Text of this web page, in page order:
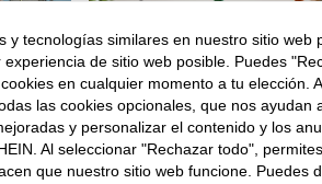
y tecnologías similares en nuestro sitio web
de sitio web posible. Puedes
en cualquier momento a tu elección.
las cookies opcionales, que nos ayudan
y personalizar el contenido y los
Al seleccionar "Rechazar todo",
que nuestro sitio web funcione. Puedes